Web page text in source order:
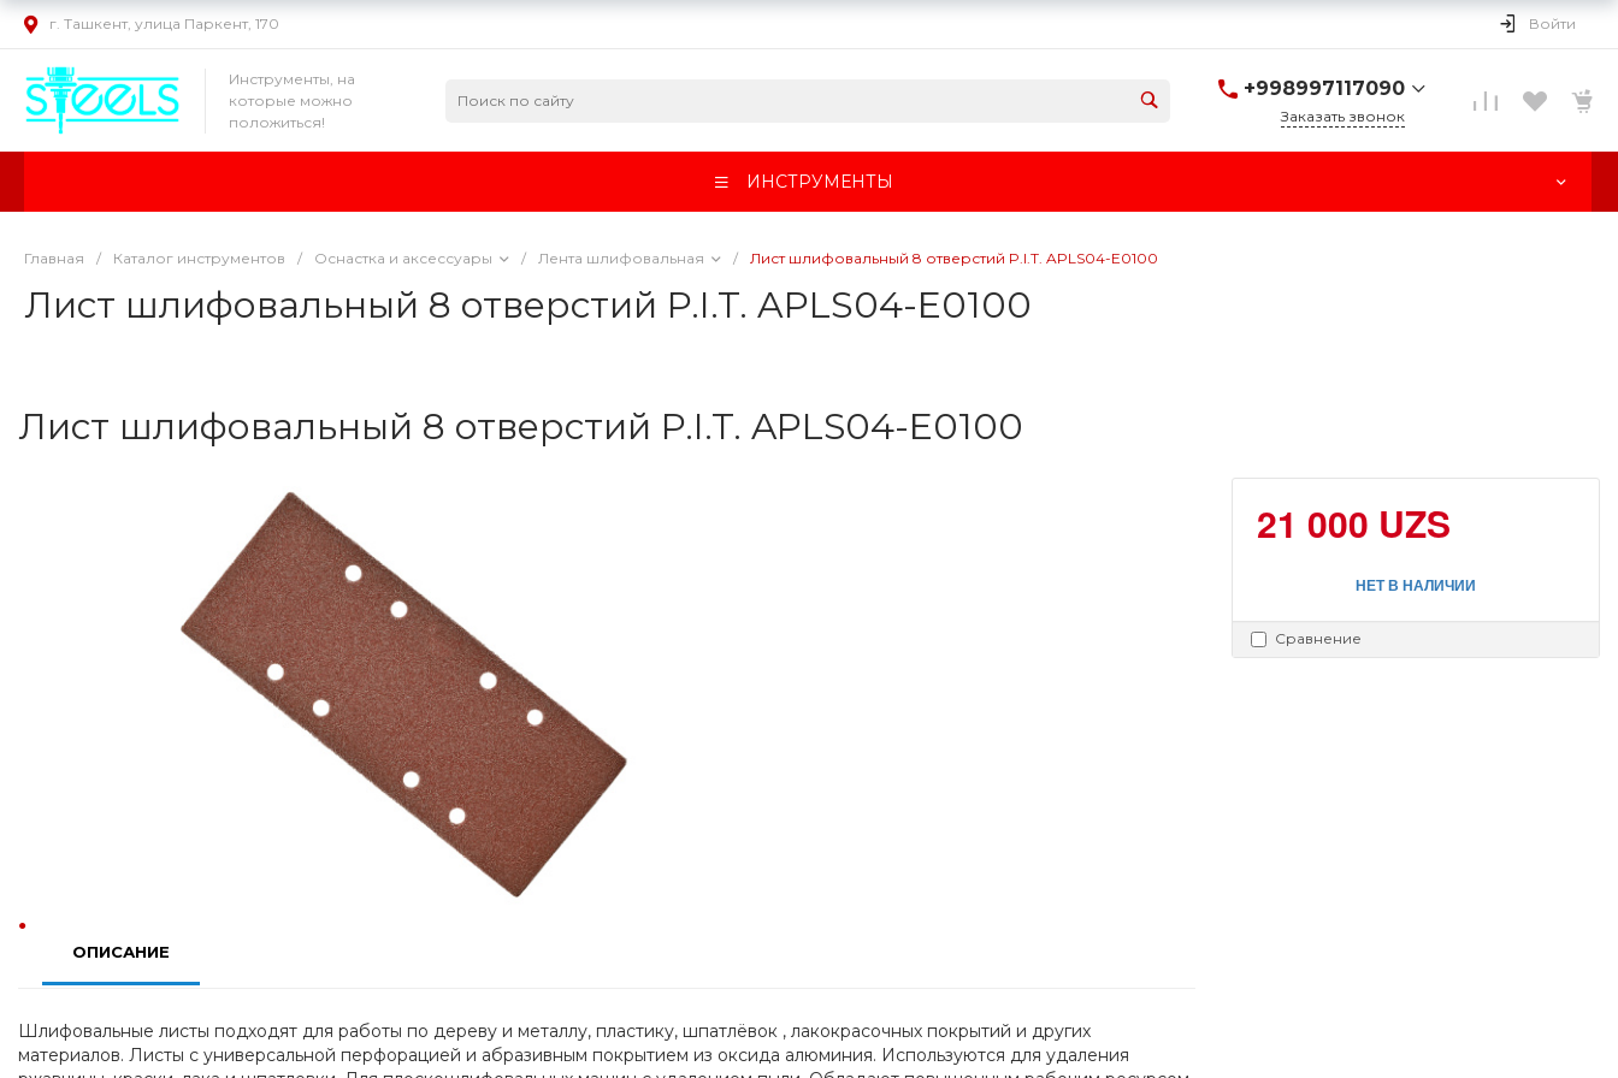
г. Ташкент, улица Паркент, 170 Войти
Инструменты, на
которые можно
положиться!
+998997117090
Заказать звонок
ИНСТРУМЕНТЫ
Главная / Каталог инструментов / Оснастка и аксессуары / Лента шлифовальная / Лист шлифовальный 8 отверстий P.I.T. APLS04-E0100
Лист шлифовальный 8 отверстий P.I.T. APLS04-E0100
Лист шлифовальный 8 отверстий P.I.T. APLS04-E0100
21 000 UZS
НЕТ В НАЛИЧИИ
Сравнение
ОПИСАНИЕ
Шлифовальные листы подходят для работы по дереву и металлу, пластику, шпатлёвок , лакокрасочных покрытий и других
материалов. Листы с универсальной перфорацией и абразивным покрытием из оксида алюминия. Используются для удаления